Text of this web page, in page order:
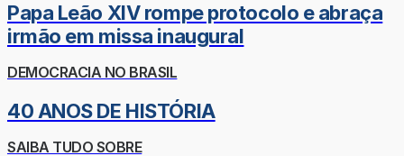
Papa Leão XIV rompe protocolo e abraça
irmão em missa inaugural
DEMOCRACIA NO BRASIL
40 ANOS DE HISTÓRIA
SAIBA TUDO SOBRE